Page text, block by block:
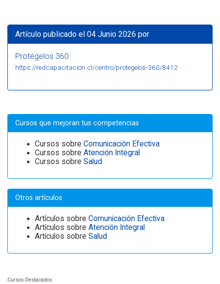
Artículo publicado el 04 Junio 2026 por
Protégelos 360
https://redcapacitacion.cl/centro/protegelos-360/8412
Cursos que mejoran tus competencias
Cursos sobre Comunicación Efectiva
Cursos sobre Atención Integral
Cursos sobre Salud
Otros artículos
Artículos sobre Comunicación Efectiva
Artículos sobre Atención Integral
Artículos sobre Salud
Cursos Destacados